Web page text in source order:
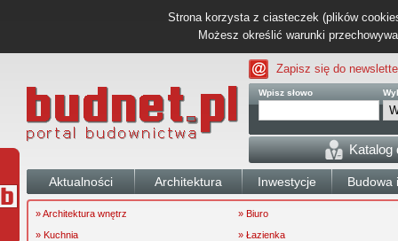
Strona korzysta z ciasteczek (plików
Możesz określić warunki
Zapisz się do
Wpisz słowo
Katalog
Aktualności Architektura Inwestycje Budowa
» Architektura wnętrz
» Biuro
» Kuchnia
» Łazienka